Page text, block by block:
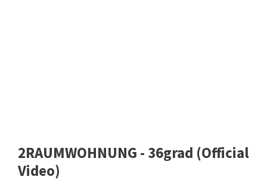
2RAUMWOHNUNG - 36grad (Official
Video)